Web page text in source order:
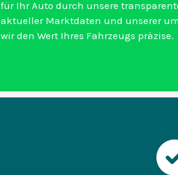
für Ihr Auto durch unsere
aktueller Marktdaten und unserer
wir den Wert Ihres Fahrzeugs präzise.